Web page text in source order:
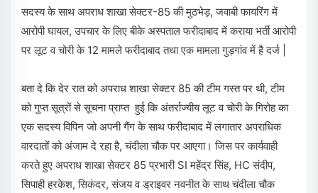
सदस्य के साथ अपराध शाखा सेक्टर-85 की मुठभेड़, जवाबी फायरिंग में
आरोपी घायल, उपचार के लिए बीके अस्पताल फरीदाबाद में कराया भर्ती आरोपी
पर लूट व चोरी के 12 मामले फरीदाबाद तथा एक मामला गुड़गांव में है दर्ज |
बता दे कि देर रात को अपराध शाखा सेक्टर 85 की टीम गस्त पर थी, टीम
को गुप्त सूत्रों से सूचना प्राप्त हुई कि अंतर्राज्यीय लूट व चोरी के गिरोह का
एक सदस्य विपिन जो अपनी गैंग के साथ फरीदाबाद में लगातार अपराधिक
वारदातों को अंजाम दे रहा है, चंदीला चौक पर आएगा। जिस पर कार्यवाही
करते हुए अपराध शाखा सेक्टर 85 प्रभारी SI महेंद्र सिंह, HC संदीप,
सिपाही हरकेश, सिकंदर, संजय व ड्राइवर नवनीत के साथ चंदीला चौक